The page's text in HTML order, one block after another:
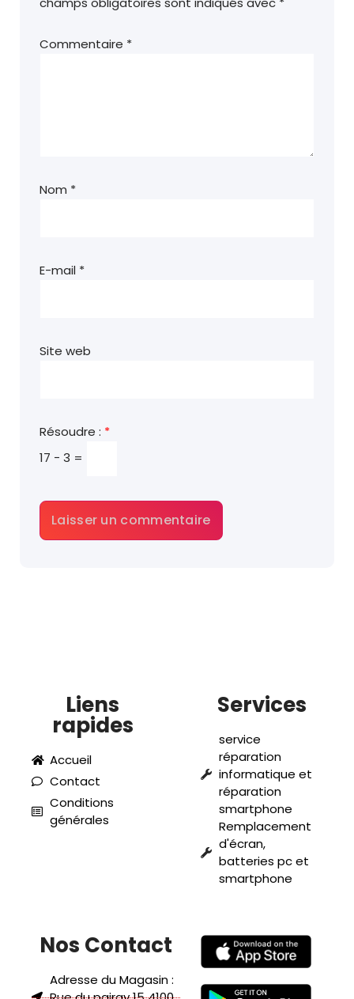
Commentaire *
Nom *
E-mail *
Site web
Résoudre : *
17 − 3 =
Liens
rapides
Accueil
Contact
Conditions
générales
Services
service
réparation
informatique et
réparation
smartphone
Remplacement
d'écran,
batteries pc et
smartphone
Nos Contact
Adresse du Magasin :